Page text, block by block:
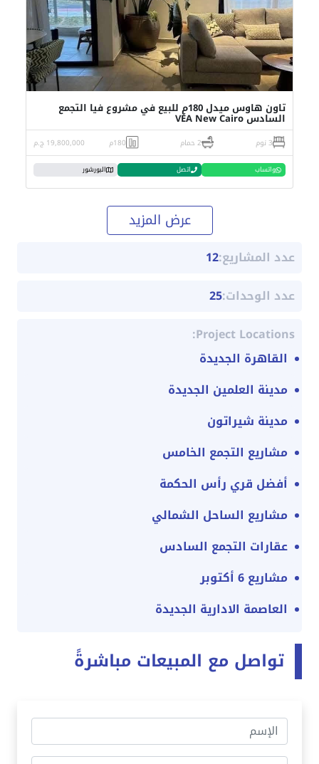
تاون هاوس ميدل 180م للبيع في مشروع فيا التجمع
السادس VÉA New Cairo
3 نوم 2 حمام 180م 19,800,000 ج.م
واتساب اتصل البورشور
عرض المزيد
عدد المشاريع:12
عدد الوحدات:25
Project Locations:
القاهرة الجديدة
مدينة العلمين الجديدة
مدينة شيراتون
مشاريع التجمع الخامس
أفضل قري رأس الحكمة
مشاريع الساحل الشمالي
عقارات التجمع السادس
مشاريع 6 أكتوبر
العاصمة الادارية الجديدة
تواصل مع المبيعات مباشرةً